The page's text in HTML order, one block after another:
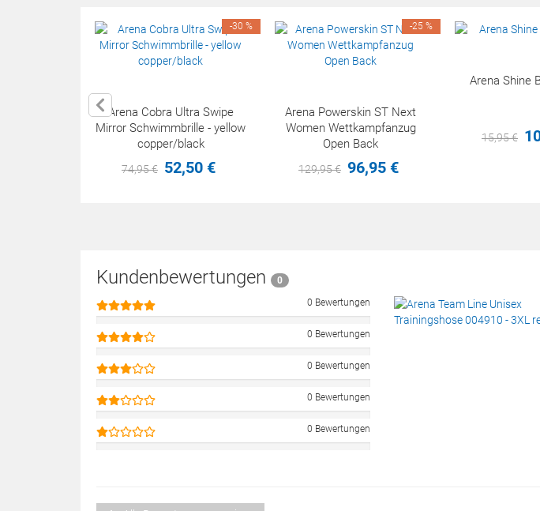
Arena Cobra Ultra Swipe
Mirror Schwimmbrille - yellow
copper/black
74,95€ 52,50 €
-30 %
Arena Powerskin ST Next
Women Wettkampfanzug
Open Back
129,95€ 96,95 €
-25 %
Arena Shine
15,95€
Kundenbewertungen
0
0 Bewertungen
0 Bewertungen
0 Bewertungen
0 Bewertungen
0 Bewertungen